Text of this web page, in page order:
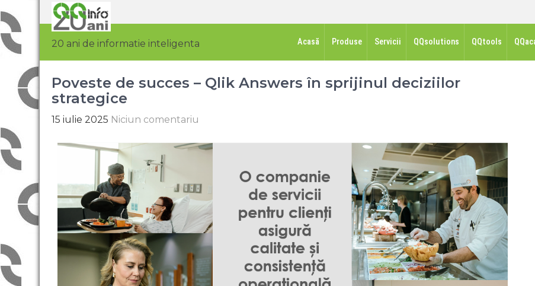
20 ani de informatie inteligenta Acasă Produse Servicii QQsolutions QQtools
Poveste de succes – Qlik Answers în sprijinul deciziilor
strategice
15 iulie 2025 Niciun comentariu